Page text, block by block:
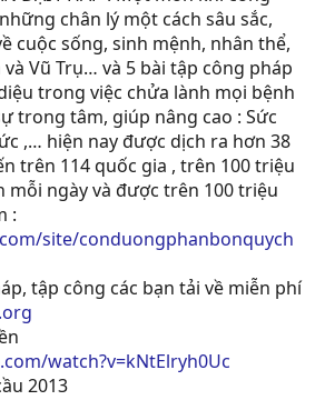
chân lý một cách sâu sắc,
cuộc sống, sinh mệnh, nhân thể,
Vũ Trụ… và 5 bài tập công pháp
trong việc chửa lành mọi bệnh
trong tâm, giúp nâng cao : Sức
,… hiện nay được dịch ra hơn 38
trên 114 quốc gia , trên 100 triệu
mỗi ngày và được trên 100 triệu
:
site/conduongphanbonquych
tập công các bạn tải về miễn phí
watch?v=kNtElryh0Uc
2013